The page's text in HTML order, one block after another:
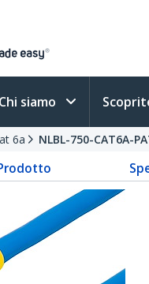
Chi siamo
6a NLBL-750-CAT6A-